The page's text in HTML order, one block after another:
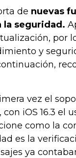
de nuevas
la seguridad.
por
y
vez el
iOS 16.3 el
como la
es la
ya